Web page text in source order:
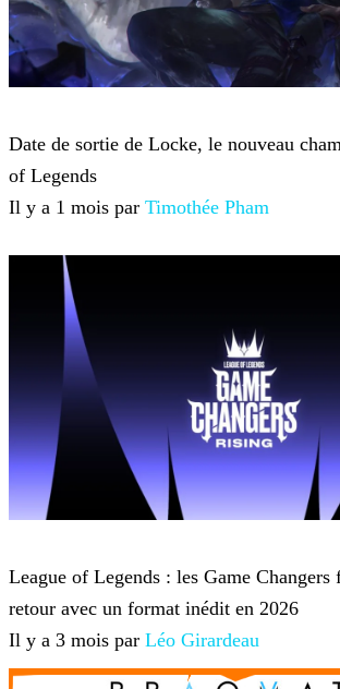
Date de sortie de Locke, le nouveau
of Legends
Il y a 1 mois par Timothée Pham
League of Legends : les Game
retour avec un format inédit en 2026
Il y a 3 mois par Léo Girardeau